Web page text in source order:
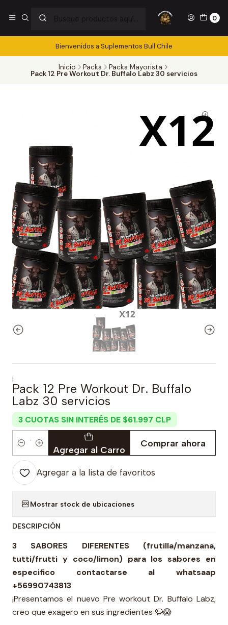
0
Bienvenidos a Suplementos Bull Chile
Inicio Packs Packs Mayorista
Pack 12 Pre Workout Dr. Buffalo Labz 30 servicios
|
Pack 12 Pre Workout Dr. Buffalo
Labz 30 servicios
3 CUOTAS SIN INTERÉS DE $61.997 CLP
Cantidad Agregar al Carro
Comprar ahora
Agregar a la lista de favoritos
Mostrar stock de ubicaciones
DESCRIPCIÓN
3 SABORES DIFERENTES (frutilla/manzana,
tutti/frutti y coco/limon) para los sabores en
especifico contactarse al whatsaap
+56990743813
¡Presentamos el nuevo Pre workout Dr. Buffalo Labz,
creo que exagero en sus ingredientes 🦬😱